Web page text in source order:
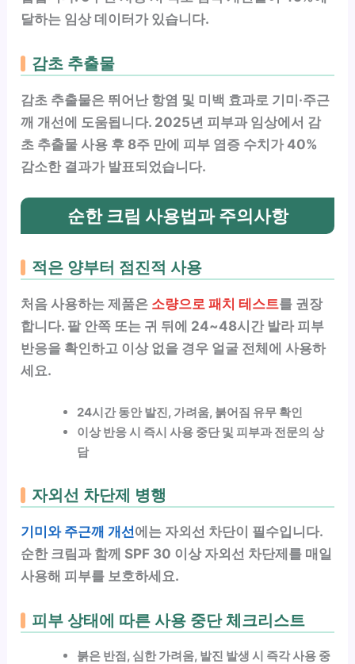
달하는 임상 데이터가 있습니다.
감초 추출물
감초 추출물은 뛰어난 항염 및 미백 효과로 기미·주근
깨 개선에 도움됩니다. 2025년 피부과 임상에서 감
초 추출물 사용 후 8주 만에 피부 염증 수치가 40%
감소한 결과가 발표되었습니다.
순한 크림 사용법과 주의사항
적은 양부터 점진적 사용
처음 사용하는 제품은 소량으로 패치 테스트를 권장
합니다. 팔 안쪽 또는 귀 뒤에 24~48시간 발라 피부
반응을 확인하고 이상 없을 경우 얼굴 전체에 사용하
세요.
24시간 동안 발진, 가려움, 붉어짐 유무 확인
이상 반응 시 즉시 사용 중단 및 피부과 전문의 상
담
자외선 차단제 병행
기미와 주근깨 개선에는 자외선 차단이 필수입니다.
순한 크림과 함께 SPF 30 이상 자외선 차단제를 매일
사용해 피부를 보호하세요.
피부 상태에 따른 사용 중단 체크리스트
붉은 반점, 심한 가려움, 발진 발생 시 즉각 사용 중